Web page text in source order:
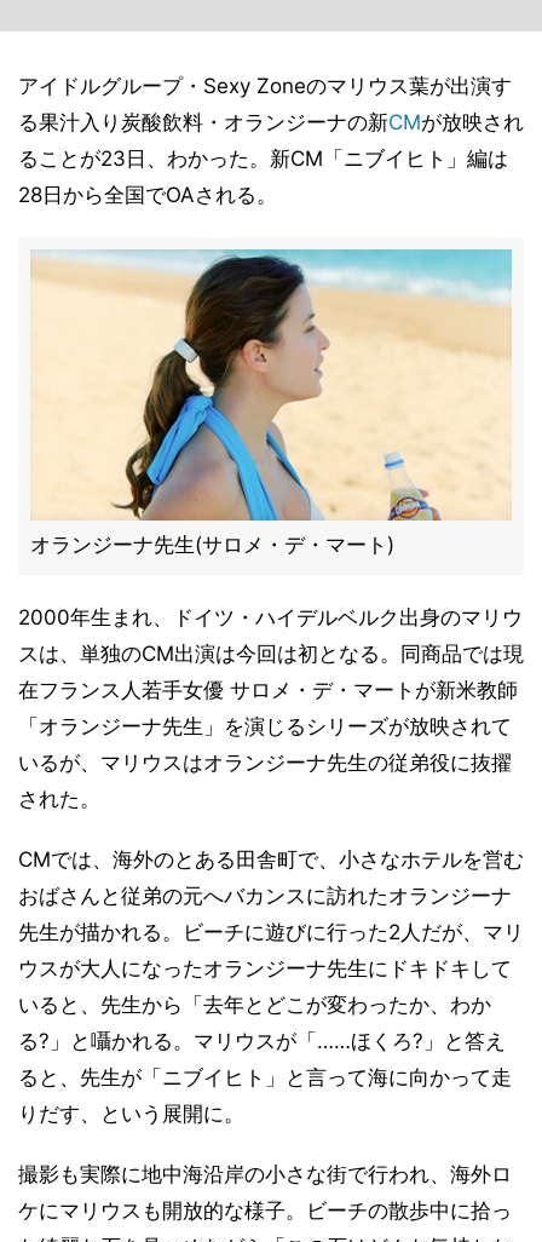
アイドルグループ・Sexy Zoneのマリウス葉が出演す
る果汁入り炭酸飲料・オランジーナの新CMが放映され
ることが23日、わかった。新CM「ニブイヒト」編は
28日から全国でOAされる。
オランジーナ先生(サロメ・デ・マート)
2000年生まれ、ドイツ・ハイデルベルク出身のマリウ
スは、単独のCM出演は今回は初となる。同商品では現
在フランス人若手女優 サロメ・デ・マートが新米教師
「オランジーナ先生」を演じるシリーズが放映されて
いるが、マリウスはオランジーナ先生の従弟役に抜擢
された。
CMでは、海外のとある田舎町で、小さなホテルを営む
おばさんと従弟の元へバカンスに訪れたオランジーナ
先生が描かれる。ビーチに遊びに行った2人だが、マリ
ウスが大人になったオランジーナ先生にドキドキして
いると、先生から「去年とどこが変わったか、わか
る?」と囁かれる。マリウスが「……ほくろ?」と答え
ると、先生が「ニブイヒト」と言って海に向かって走
りだす、という展開に。
撮影も実際に地中海沿岸の小さな街で行われ、海外ロ
ケにマリウスも開放的な様子。ビーチの散歩中に拾っ